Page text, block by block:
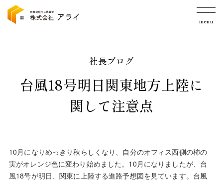
menu
社長ブログ
台風18号明日関東地方上陸に
関して注意点
10月になりめっきり秋らしくなり、自分のオフィス西側の柿の
実がオレンジ色に変わり始めました。10月になりましたが、台
風18号が明日、関東に上陸する進路予想図を見ています。台風